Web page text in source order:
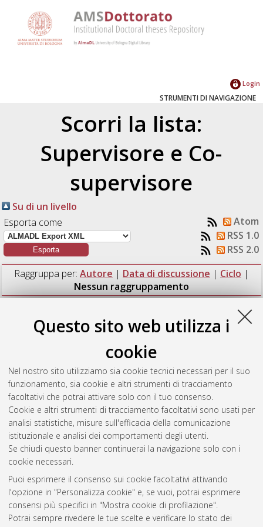
Questo sito web utilizza i
cookie
Nel nostro sito utilizziamo sia cookie tecnici necessari per il suo
funzionamento, sia cookie e altri strumenti di tracciamento
facoltativi che potrai attivare solo con il tuo consenso.
Cookie e altri strumenti di tracciamento facoltativi sono usati per
analisi statistiche, misure sull'efficacia della comunicazione
istituzionale e analisi dei comportamenti degli utenti.
Se chiudi questo banner continuerai la navigazione solo con i
cookie necessari.
Puoi esprimere il consenso sui cookie facoltativi attivando
l'opzione in "Personalizza cookie" e, se vuoi, potrai esprimere
consensi più specifici in "Mostra cookie di profilazione".
Potrai sempre rivedere le tue scelte e verificare lo stato dei
Login
STRUMENTI DI NAVIGAZIONE
Scorri la lista:
Supervisore e Co-
supervisore
Su di un livello
Esporta come
Atom
RSS 1.0
RSS 2.0
Raggruppa per: Autore | Data di discussione | Ciclo |
Nessun raggruppamento
Adami, Marco(2013) Characterization of the genetic control of
, [Dissertation thesis], Alma Mater
Studiorum Università di Bologna. Dottorato di ricerca in
Colture arboree ed agrosistemi forestali ornamentali e
paesaggistici, 25 Ciclo. DOI
10.6092/unibo/amsdottorato/5821.
Questa lista e' stata generata ilFri Aug 7 20:45:02 2026 CEST
Atom
Rss 1.0
Rss 2.0